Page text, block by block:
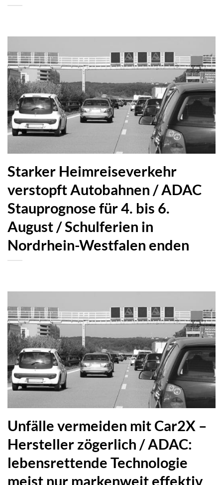
Starker Heimreiseverkehr
verstopft Autobahnen / ADAC
Stauprognose für 4. bis 6.
August / Schulferien in
Nordrhein-Westfalen enden
Unfälle vermeiden mit Car2X –
Hersteller zögerlich / ADAC:
lebensrettende Technologie
meist nur markenweit effektiv